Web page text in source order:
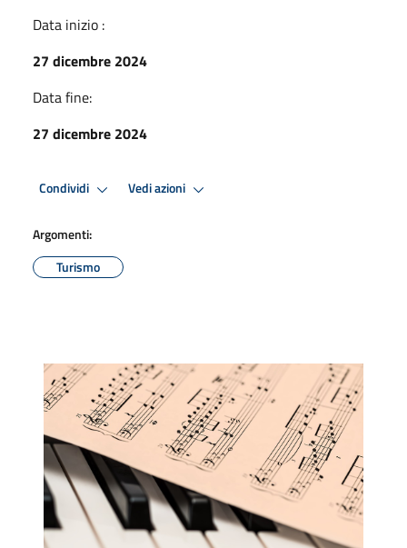
Data inizio :
27 dicembre 2024
Data fine:
27 dicembre 2024
Condividi Vedi azioni
Argomenti:
Turismo